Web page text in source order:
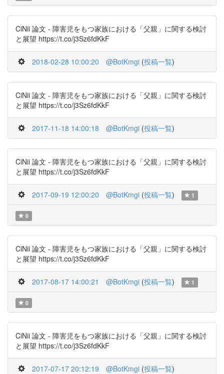
CiNii 論文 - 障害児をもつ家族における「父親」に関する検討
と展望 https://t.co/j3Sz6fdKkF
2018-02-28 10:00:20 @BotKmgi (投稿一覧)
CiNii 論文 - 障害児をもつ家族における「父親」に関する検討
と展望 https://t.co/j3Sz6fdKkF
2017-11-18 14:00:18 @BotKmgi (投稿一覧)
CiNii 論文 - 障害児をもつ家族における「父親」に関する検討
と展望 https://t.co/j3Sz6fdKkF
2017-09-19 12:00:20 @BotKmgi (投稿一覧) 1
0
CiNii 論文 - 障害児をもつ家族における「父親」に関する検討
と展望 https://t.co/j3Sz6fdKkF
2017-08-17 14:00:21 @BotKmgi (投稿一覧) 1
0
CiNii 論文 - 障害児をもつ家族における「父親」に関する検討
と展望 https://t.co/j3Sz6fdKkF
2017-07-17 20:12:19 @BotKmgi (投稿一覧)